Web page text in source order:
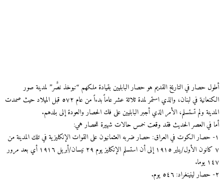
أطول حصار في التاريخ القديم هو حصار البابليين بقيادة ملكهم “نبوخذ نصَّر” لمدينة صور
الكنعانية في لبنان، والذي استمر لمدة ثلاثة عشر عاماً بدءاً من عام ٥٧٢ قبل الميلاد حيث صمدت
المدينة ولم تستسلم، الأمر الذي أجبر البابليين على فك الحصار والعودة إلى بلدهم.
أما في العصر الحديث فقد وقعت خمس حالات شهيرة للحصار هي:
١- حصار الكوت في العراق: حصار ضربه العثمانيون على القوات الإنكليزية في تلك المدينة من
٧ كانون الأول/يناير ١٩١٥ إلى أن استسلم الإنكليز يوم ٢٩ نيسان/أبريل ١٩١٦ أي بعد مرور
١٤٧ يوما.